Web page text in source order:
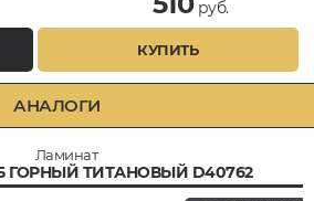
руб.
КУПИТЬ
АНАЛОГИ
Ламинат
ГОРНЫЙ ТИТАНОВЫЙ D40762